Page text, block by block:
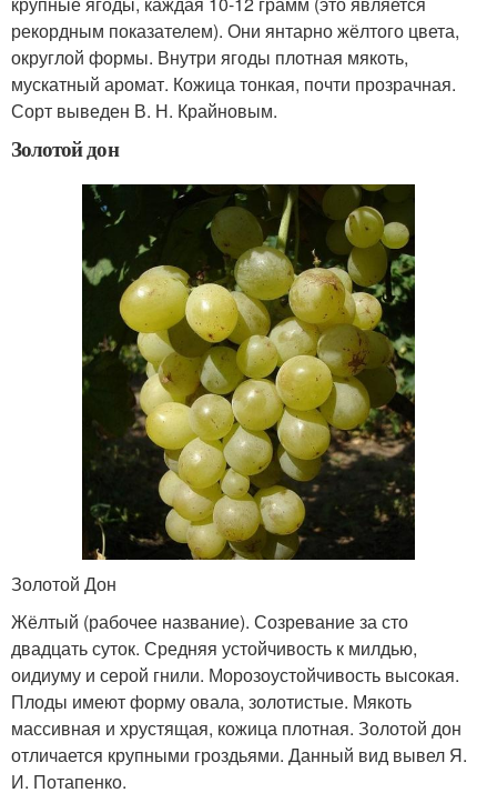
рекордным показателем). Они янтарно жёлтого цвета,
округлой формы. Внутри ягоды плотная мякоть,
мускатный аромат. Кожица тонкая, почти прозрачная.
Сорт выведен В. Н. Крайновым.
Золотой дон
Золотой Дон
Жёлтый (рабочее название). Созревание за сто
двадцать суток. Средняя устойчивость к милдью,
оидиуму и серой гнили. Морозоустойчивость высокая.
Плоды имеют форму овала, золотистые. Мякоть
массивная и хрустящая, кожица плотная. Золотой дон
отличается крупными гроздьями. Данный вид вывел Я.
И. Потапенко.